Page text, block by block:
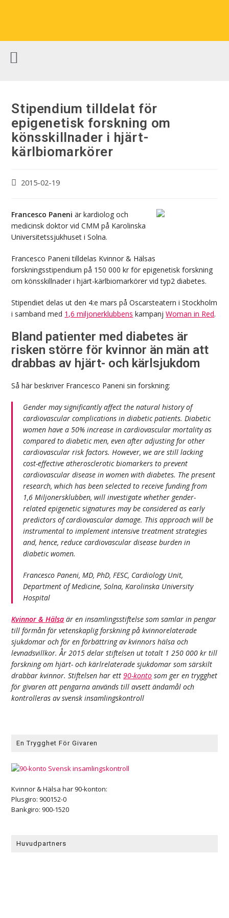
Stipendium tilldelat för
epigenetisk forskning om
könsskillnader i hjärt-
kärlbiomarkörer
2015-02-19
Francesco Paneni är kardiolog och
medicinsk doktor vid CMM på Karolinska
Universitetssjukhuset i Solna.
Francesco Paneni tilldelas Kvinnor & Hälsas
forskningsstipendium på 150 000 kr för epigenetisk forskning
om könsskillnader i hjärt-kärlbiomarkörer vid typ2 diabetes.
Stipendiet delas ut den 4:e mars på Oscarsteatern i Stockholm
i samband med 1,6 miljonerklubbens kampanjWoman in Red.
Bland patienter med diabetes är
risken större för kvinnor än män att
drabbas av hjärt- och kärlsjukdom
Så här beskriver Francesco Paneni sin forskning:
Gender may significantly affect the natural history of
cardiovascular complications in diabetic patients. Diabetic
women have a 50% increase in cardiovascular mortality as
compared to diabetic men, even after adjusting for other
cardiovascular risk factors. However, we are still lacking
cost-effective atherosclerotic biomarkers to prevent
cardiovascular disease in women with diabetes. The present
research, which has been selected to receive funding from
1,6 Miljonersklubben, will investigate whether gender-
related epigenetic signatures may be considered as early
predictors of cardiovascular damage. This approach will be
instrumental to implement intensive treatment strategies
and, hence, reduce cardiovascular disease burden in
diabetic women.
Francesco Paneni, MD, PhD, FESC, Cardiology Unit,
Department of Medicine, Solna, Karolinska University
Hospital
Kvinnor & Hälsa är en insamlingsstiftelse som samlar in pengar
till förmån för vetenskaplig forskning på kvinnorelaterade
sjukdomar och för en förbättring av kvinnors hälsa och
levnadsvillkor. År 2015 delar stiftelsen ut totalt 1 250 000 kr till
forskning om hjärt- och kärlrelaterade sjukdomar som särskilt
drabbar kvinnor. Stiftelsen har ett90-konto som ger en trygghet
för givaren att pengarna används till avsett ändamål och
kontrolleras av svensk insamlingskontroll
En Trygghet För Givaren
Kvinnor & Hälsa har 90-konton:
Plusgiro: 900152-0
Bankgiro: 900-1520
Huvudpartners